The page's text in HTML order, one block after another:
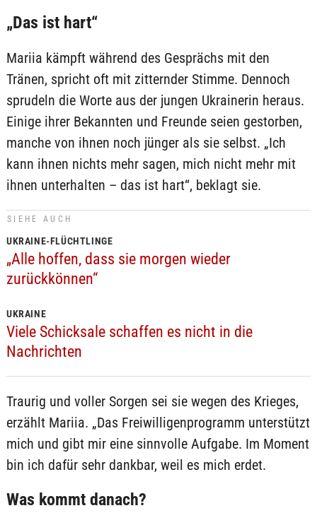
„Das ist hart“
Mariia kämpft während des Gesprächs mit den
Tränen, spricht oft mit zitternder Stimme. Dennoch
sprudeln die Worte aus der jungen Ukrainerin heraus.
Einige ihrer Bekannten und Freunde seien gestorben,
manche von ihnen noch jünger als sie selbst. „Ich
kann ihnen nichts mehr sagen, mich nicht mehr mit
ihnen unterhalten – das ist hart“, beklagt sie.
SIEHE AUCH
UKRAINE-FLÜCHTLINGE
„Alle hoffen, dass sie morgen wieder
zurückkönnen“
UKRAINE
Viele Schicksale schaffen es nicht in die
Nachrichten
Traurig und voller Sorgen sei sie wegen des Krieges,
erzählt Mariia. „Das Freiwilligenprogramm unterstützt
mich und gibt mir eine sinnvolle Aufgabe. Im Moment
bin ich dafür sehr dankbar, weil es mich erdet.
Was kommt danach?